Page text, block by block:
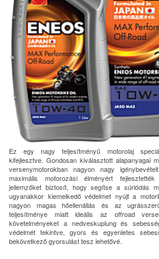
Ez egy nagy teljesítményű motorolaj
kifejlesztve. Gondosan kiválasztott alapanyagai
versenymotorokban nagyon nagy
maximális motorozási élményért
jellemzőket biztosít, hogy segítse a súrlódás
ugyanakkor kiemelkedő védelmet nyújt a
nagyon magas hőellenállás és az
teljesítménye miatt ideális az offroad
követelményeket a nedveskuplung és
védelmét tekintve, gyors és egyenletes
bekövetkező gyorsulást tesz lehetővé.